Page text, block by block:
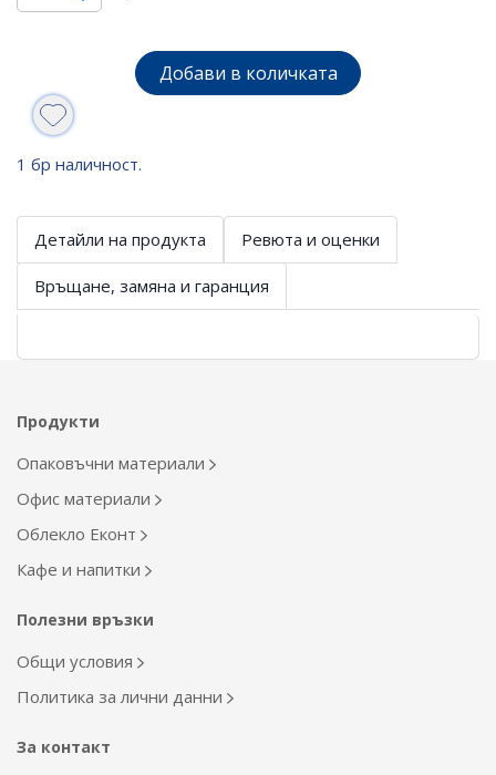
Добави в количката
1 бр наличност.
Детайли на продукта Ревюта и оценки
Връщане, замяна и гаранция
Продукти
Опаковъчни материали
Офис материали
Облекло Еконт
Кафе и напитки
Полезни връзки
Общи условия
Политика за лични данни
За контакт